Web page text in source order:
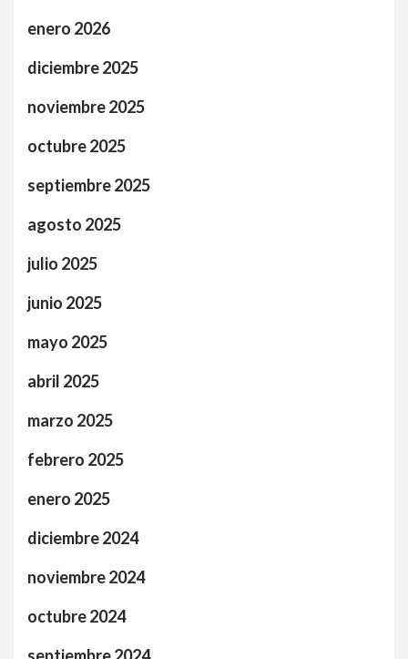
enero 2026
diciembre 2025
noviembre 2025
octubre 2025
septiembre 2025
agosto 2025
julio 2025
junio 2025
mayo 2025
abril 2025
marzo 2025
febrero 2025
enero 2025
diciembre 2024
noviembre 2024
octubre 2024